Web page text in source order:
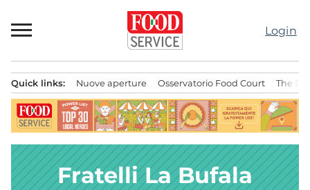
al
contenuto
Login
principale
Quick links: Nuove aperture Osservatorio Food Court The
Fratelli La Bufala